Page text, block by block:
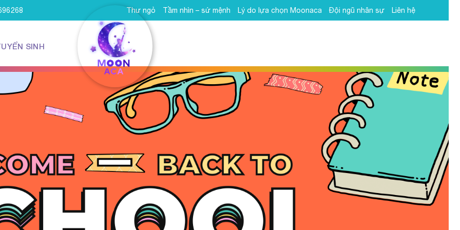
Thư ngỏ Tầm nhìn – sứ mệnh Lý do lựa chọn Moonaca Đội ngũ nhân sự Liên hệ
SINH